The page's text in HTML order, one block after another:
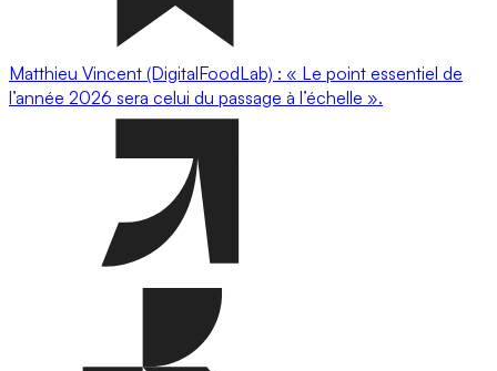
Matthieu Vincent (DigitalFoodLab) : « Le point essentiel de
l’année 2026 sera celui du passage à l’échelle ».